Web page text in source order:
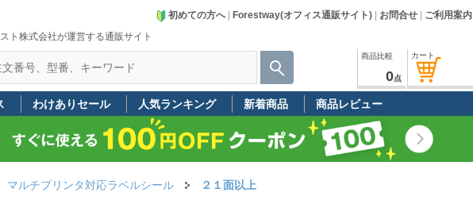
ト株式会社が運営する通販サイト
初めての方へ| Forestway(オフィス通販サイト) お問合せ ご利用案内
カート
商品比較
0点
わけありセール 人気ランキング 新着商品 商品レビュー
マルチプリンタ対応ラベルシール ２１面以上